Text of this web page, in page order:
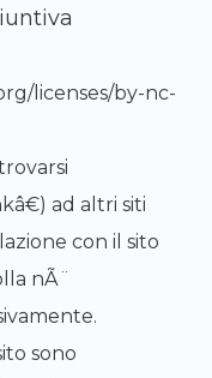
licenses/by-nc-
ad altri siti
con il sito
nÃ¨
sono